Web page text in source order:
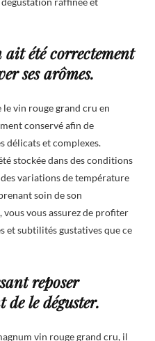
été correctement
ses arômes.
le vin rouge grand cru en
conservé afin de
délicats et complexes.
stockée dans des conditions
variations de température
soin de son
vous assurez de profiter
et subtilités gustatives que ce
reposer
de le déguster.
vin rouge grand cru, il